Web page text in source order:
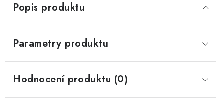
Popis produktu
Parametry produktu
Hodnocení produktu (0)